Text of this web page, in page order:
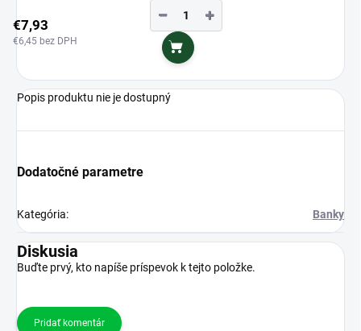
€7,93
€6,45 bez DPH
+
−
Do košíka
Popis produktu nie je dostupný
Dodatočné parametre
Kategória: Banky
Diskusia
Buďte prvý, kto napíše príspevok k tejto položke.
Pridať komentár